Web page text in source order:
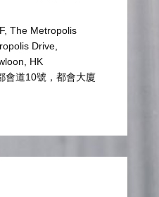
The Metropolis
Drive,
HK
會道10號，都會大廈